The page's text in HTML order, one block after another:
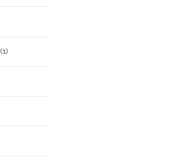
(1)